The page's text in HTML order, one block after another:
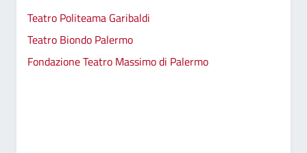
Teatro Politeama Garibaldi
Teatro Biondo Palermo
Fondazione Teatro Massimo di Palermo